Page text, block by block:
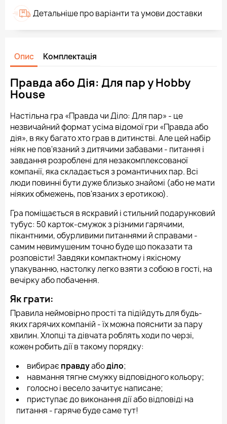
Детальніше про варіанти та умови доставки
Опис Комплектація
Правда або Дія: Для пар у Hobby
House
Настільна гра «Правда чи Діло: Для пар» - це
незвичайний формат усіма відомої гри «Правда або
дія», в яку багато хто грав в дитинстві. Але цей набір
ніяк не пов'язаний з дитячими забавами - питання і
завдання розроблені для незакомплексованої
компанії, яка складається з романтичних пар. Всі
люди повинні бути дуже близько знайомі (або не мати
ніяких обмежень, пов'язаних з еротикою).
Гра поміщається в яскравий і стильний подарунковий
тубус: 50 карток-смужок з різними гарячими,
пікантними, обурливими питаннями й справами -
самим невимушеним точно буде що показати та
розповісти! Завдяки компактному і якісному
упакуванню, настолку легко взяти з собою в гості, на
вечірку або побачення.
Як грати:
Правила неймовірно прості та підійдуть для будь-
яких гарячих компаній - їх можна пояснити за пару
хвилин. Хлопці та дівчата роблять ходи по черзі,
кожен робить дії в такому порядку:
вибирає правдуабоділо;
навмання тягне смужку відповідного кольору;
голосно і весело зачитує написане;
приступає до виконання дії або відповіді на
питання - гаряче буде саме тут!